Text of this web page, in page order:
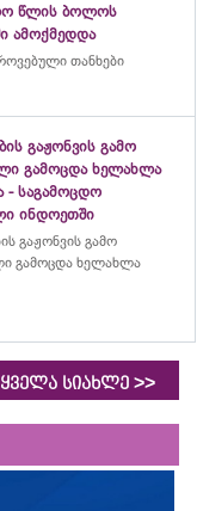
წლის ბოლოს
ამოქმედდა
თანხები
გაჟონვის გამო
გამოცდა ხელახლა
- საგამოცდო
ინდოეთში
გაჟონვის გამო
გამოცდა ხელახლა
სიახლე >>